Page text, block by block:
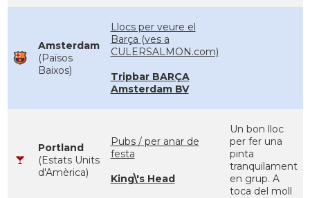
Amsterdam
(Països
Baixos)
Llocs per veure el
Barça (ves a
CULERSALMON.com)
Tripbar BARÇA
Amsterdam BV
Portland
(Estats Units
d'Amèrica)
Pubs / per anar de
festa
King\'s Head
Un bon lloc
per fer una
pinta
tranquilament
en grup. A
toca del moll